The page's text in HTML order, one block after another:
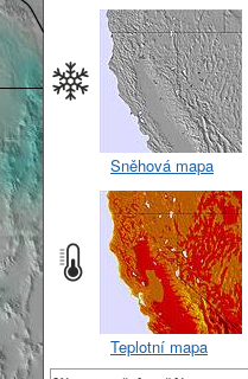
Sněhová mapa
Teplotní mapa